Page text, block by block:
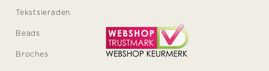
Tekstsieraden
Beads
Broches